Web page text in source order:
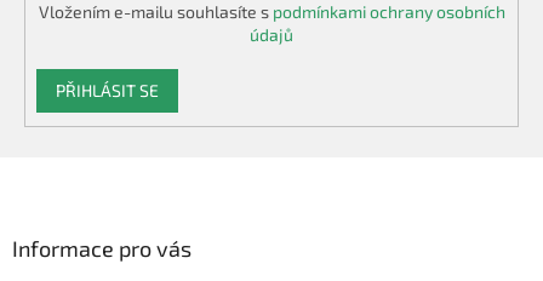
Vložením e-mailu souhlasíte s podmínkami ochrany osobních
údajů
PŘIHLÁSIT SE
Informace pro vás